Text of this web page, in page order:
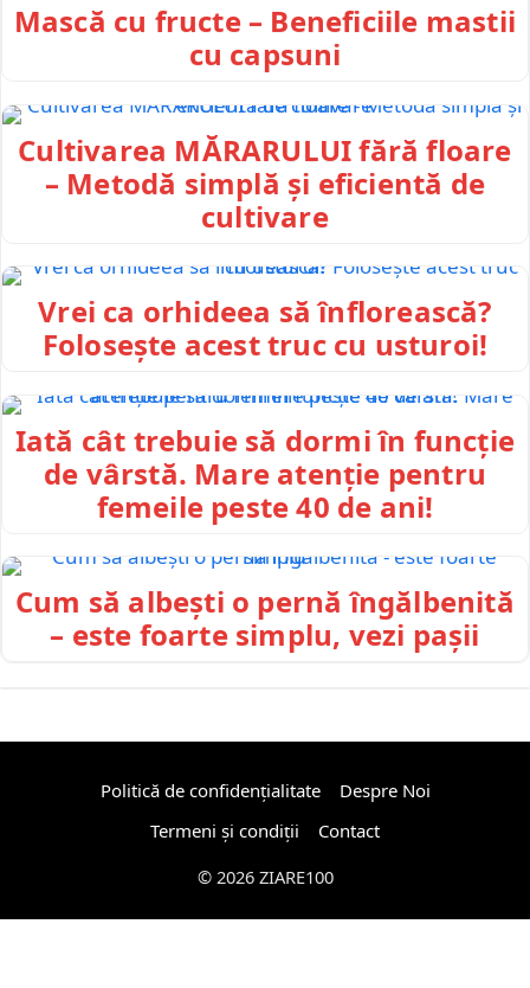
Mască cu fructe – Beneficiile mastii
cu capsuni
Cultivarea MĂRARULUI fără floare
– Metodă simplă și eficientă de
cultivare
Vrei ca orhideea să înflorească?
Folosește acest truc cu usturoi!
Iată cât trebuie să dormi în funcție
de vârstă. Mare atenție pentru
femeile peste 40 de ani!
Cum să albești o pernă îngălbenită
– este foarte simplu, vezi pașii
Politică de confidențialitate
Despre Noi
Termeni și condiții
Contact
© 2026 ZIARE100